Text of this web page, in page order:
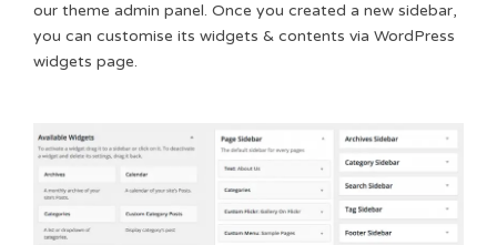
our theme admin panel. Once you created a new sidebar,
you can customise its widgets & contents via WordPress
widgets page.